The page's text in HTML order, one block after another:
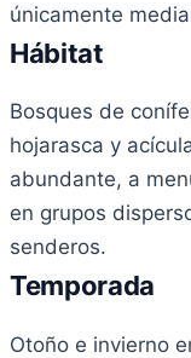
únicamente
Hábitat
Bosques de
hojarasca y
abundante, a
en grupos
senderos.
Temporada
Otoño e invierno